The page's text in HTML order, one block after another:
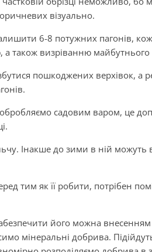
візуально.
6-8 потужних пагонів,
а також визріванню
пошкоджених верхівок, а
садовим варом, це
Інакше до зими в ній можуть
тим як її робити, потрібен
його можна внесенням
мінеральні добрива.